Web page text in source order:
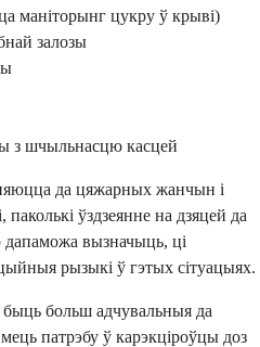
маніторынг цукру ў крыві)
залозы
з шчыльнасцю касцей
да цяжарных жанчын і
ўздзеянне на дзяцей да
вызначыць, ці
рызыкі ў гэтых сітуацыях.
больш адчувальныя да
мець патрэбу ў карэкціроўцы доз